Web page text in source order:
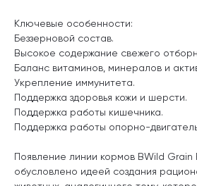
Ключевые особенности:
Беззерновой состав.
Высокое содержание свежего
Баланс витаминов, минералов и
Укрепление иммунитета.
Поддержка здоровья кожи и шерсти.
Поддержка работы кишечника.
Поддержка работы опорно-
Появление линии кормов BWild Grain
обусловлено идеей создания